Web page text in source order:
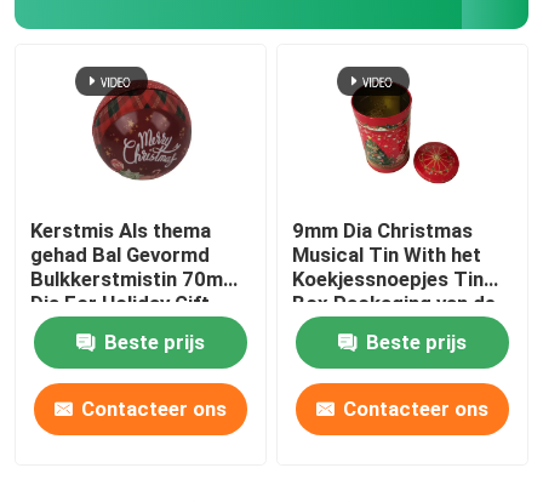
Kosmetisch Tin
Tin Lunch Boxes
Ronde blikken containers
Rechthoekig Tin Box
Vierkant Tin Box
Kerstmis Als thema
gehad Bal Gevormd
Bulkkerstmistin 70mm
Dia For Holiday Gift
Promotion
Beste prijs
Contacteer ons
9mm Dia Christmas
Musical Tin With het
Koekjessnoepjes Tin
Box Packaging van de
Misstapdekking
Beste prijs
Contacteer ons